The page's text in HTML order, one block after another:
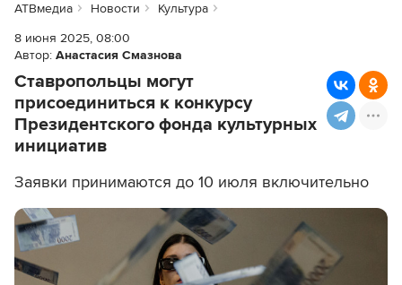
АТВмедиа Новости
Культура
8 июня 2025, 08:00
Автор: Анастасия Смазнова
Ставропольцы могут
присоединиться к конкурсу
Президентского фонда культурных
инициатив
Заявки принимаются до 10 июля включительно